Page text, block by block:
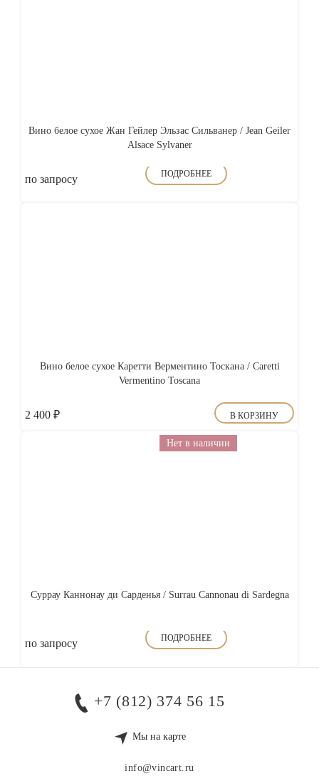
Вино белое сухое Жан Гейлер Эльзас Сильванер / Jean Geiler
Alsace Sylvaner
по запросу ПОДРОБНЕЕ
Вино белое сухое Каретти Верментино Тоскана / Caretti
Vermentino Toscana
2 400 ₽ В КОРЗИНУ
Нет в наличии
Суррау Каннонау ди Сарденья / Surrau Cannonau di Sardegna
по запросу ПОДРОБНЕЕ
+7 (812) 374 56 15
Мы на карте
info@vincart.ru